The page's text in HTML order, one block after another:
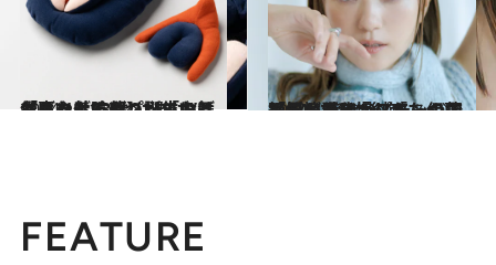
2024.12.11
「これなんや？」「おばあちゃんにもついているもんや」93歳“ばあば”と作った外陰部パペット【ばあばるば】誕生の舞台裏
ビューティ＆ヘルス 2024.12.19
「AAA時代、ステージで踊るときにナプキンの羽根が擦れて…」「たくさん悩んで我慢した」伊藤千晃が語る“後悔”
ビューティ＆ヘルス
FEATURE